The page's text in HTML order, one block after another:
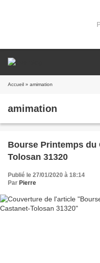
Accueil » amimation
amimation
Bourse Printemps du Collectionneur Castanet-
Tolosan 31320
Publié le 27/01/2020 à 18:14
Par Pierre